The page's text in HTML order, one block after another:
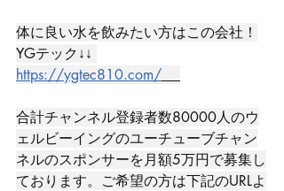
体に良い水を飲みたい方はこの会社！
YGテック↓↓
https://ygtec810.com/
合計チャンネル登録者数80000人のウ
ェルビーイングのユーチューブチャン
ネルのスポンサーを月額5万円で募集し
ております。ご希望の方は下記のURLよ